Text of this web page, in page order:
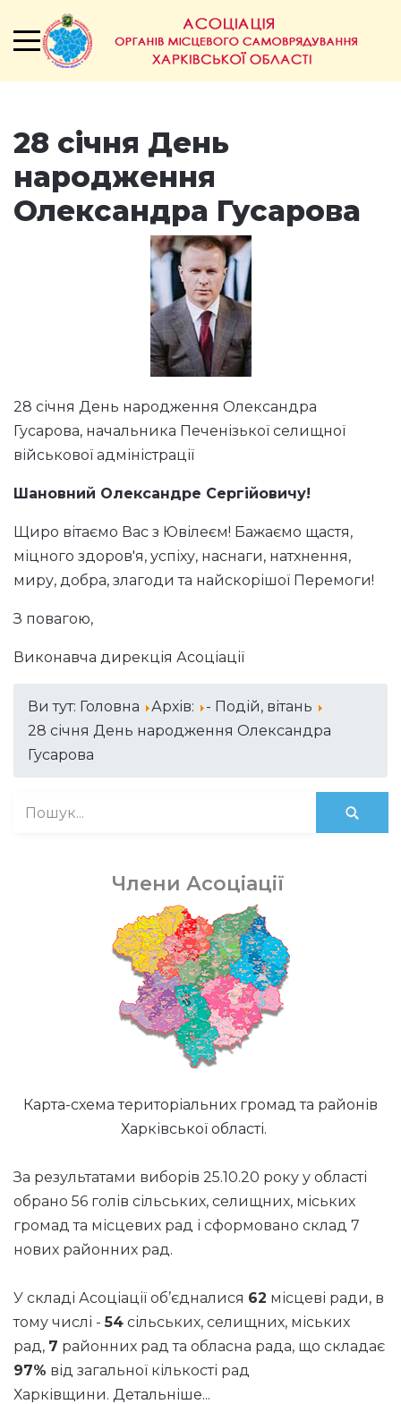
28 січня День
народження
Олександра Гусарова
28 січня День народження Олександра
Гусарова, начальника Печенізької селищної
військової адміністрації
Шановний Олександре Сергійовичу!
Щиро вітаємо Вас з Ювілеєм! Бажаємо щастя,
міцного здоров'я, успіху, наснаги, натхнення,
миру, добра, злагоди та найскорішої Перемоги!
З повагою,
Виконавча дирекція Асоціації
Ви тут: Головна Архів:
- Подій, вітань
28 січня День народження Олександра
Гусарова
Члени Асоціації
Карта-схема територіальних громад та районів
Харківської області.
За результатами виборів 25.10.20 року у області
обрано 56 голів сільських, селищних, міських
громад та місцевих рад і сформовано склад 7
нових районних рад.
У складі Асоціації об’єдналися 62 місцеві ради, в
тому числі -54 сільських, селищних, міських
рад, 7 районних рад та обласна рада, що складає
97% від загальної кількості рад
Харківщини. Детальніше...